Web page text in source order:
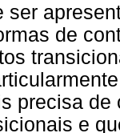
ser
de
precisa
e